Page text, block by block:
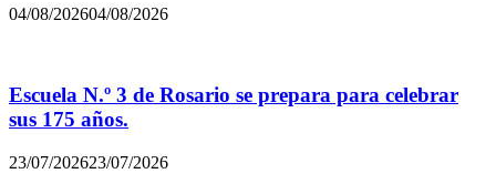
04/08/202604/08/2026
Escuela N.º 3 de Rosario se prepara para celebrar
sus 175 años.
23/07/202623/07/2026